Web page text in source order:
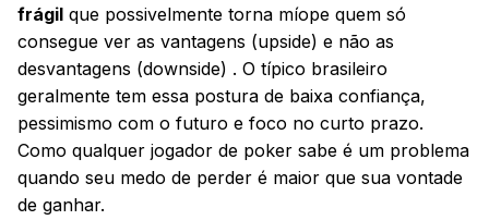
frágil que possivelmente torna míope quem só
consegue ver as vantagens (upside) e não as
desvantagens (downside) . O típico brasileiro
geralmente tem essa postura de baixa confiança,
pessimismo com o futuro e foco no curto prazo.
Como qualquer jogador de poker sabe é um problema
quando seu medo de perder é maior que sua vontade
de ganhar.